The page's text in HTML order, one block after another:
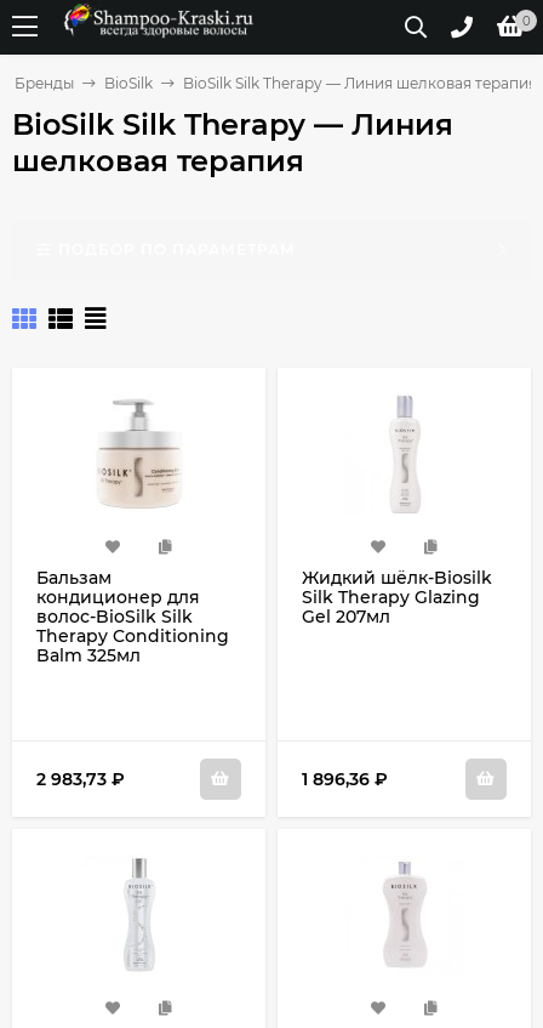
0
Бренды BioSilk BioSilk Silk Therapy — Линия шелковая терапия
BioSilk Silk Therapy — Линия
шелковая терапия
Бальзам
кондиционер для
волос-BioSilk Silk
Therapy Conditioning
Balm 325мл
2 983,73 ₽
Жидкий шёлк-Biosilk
Silk Therapy Glazing
Gel 207мл
1 896,36 ₽